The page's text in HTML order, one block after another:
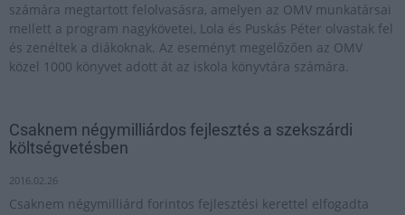
számára megtartott felolvasásra, amelyen az OMV munkatársai
mellett a program nagykövetei, Lola és Puskás Péter olvastak fel
és zenéltek a diákoknak. Az eseményt megelőzően az OMV
közel 1000 könyvet adott át az iskola könyvtára számára.
Csaknem négymilliárdos fejlesztés a szekszárdi
költségvetésben
2016.02.26
Csaknem négymilliárd forintos fejlesztési kerettel elfogadta